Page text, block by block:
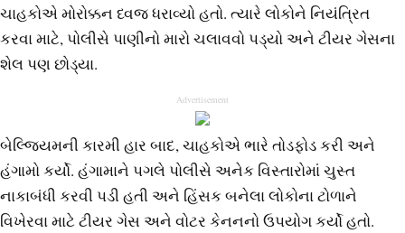
ચાહકોએ મોરોક્કન ધ્વજ ધરાવ્યો હતો. ત્યારે લોકોને નિયંત્રિત
કરવા માટે, પોલીસે પાણીનો મારો ચલાવવો પડ્યો અને ટીયર ગેસના
શેલ પણ છોડ્યા.
Advertisement
બેલ્જિયમની કારમી હાર બાદ, ચાહકોએ ભારે તોડફોડ કરી અને
હંગામો કર્યો. હંગામાને પગલે પોલીસે અનેક વિસ્તારોમાં ચુસ્ત
નાકાબંધી કરવી પડી હતી અને હિંસક બનેલા લોકોના ટોળાને
વિખેરવા માટે ટીયર ગેસ અને વોટર કેનનનો ઉપયોગ કર્યો હતો.